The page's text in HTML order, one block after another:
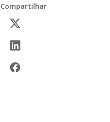
Compartilhar